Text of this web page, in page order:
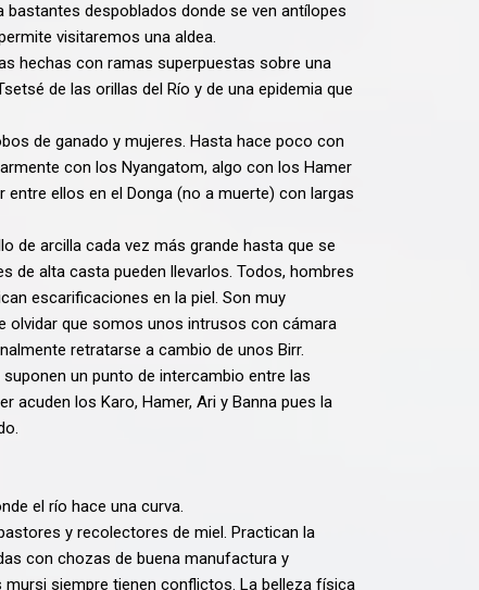
despoblados donde se ven antílopes
visitaremos una aldea.
hechas con ramas superpuestas sobre una
de las orillas del Río y de una epidemia que
de ganado y mujeres. Hasta hace poco con
con los Nyangatom, algo con los Hamer
ellos en el Donga (no a muerte) con largas
de arcilla cada vez más grande hasta que se
de alta casta pueden llevarlos. Todos, hombres
escarificaciones en la piel. Son muy
olvidar que somos unos intrusos con cámara
retratarse a cambio de unos Birr.
un punto de intercambio entre las
acuden los Karo, Hamer, Ari y Banna pues la
el río hace una curva.
y recolectores de miel. Practican la
con chozas de buena manufactura y
siempre tienen conflictos. La belleza física